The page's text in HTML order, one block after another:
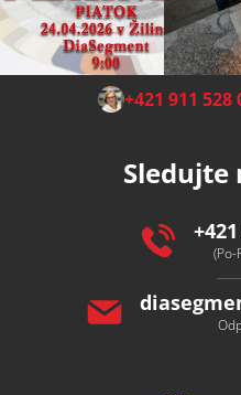
+421 911 528
Sledujte
(Po-